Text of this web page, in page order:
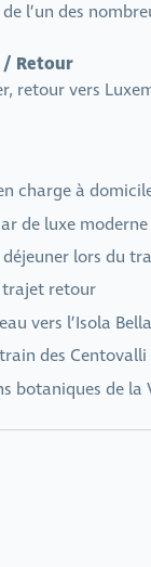
l’un des
/ Retour
retour vers
charge à
de luxe moderne
lors du
trajet retour
vers l’Isola
des Centovalli
botaniques de la